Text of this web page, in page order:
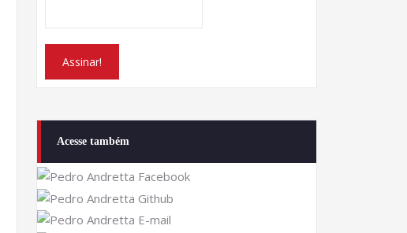
Acesse também